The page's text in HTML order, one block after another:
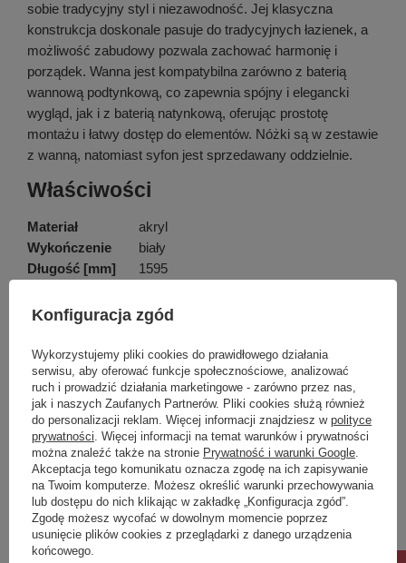
sobie tradycyjny styl i niezawodność. Jej klasyczna
konstrukcja doskonale pasuje do tradycyjnych łazienek, a
możliwość zabudowy pozwala zachować harmonię i
porządek. Wanna jest kompatybilna zarówno z baterią
wannową podtynkową, co zapewnia spójny i elegancki
wygląd, jak i z baterią natynkową, oferując prostotę
montażu i łatwy dostęp do elementów. Nóżki są w zestawie
z wanną, natomiast syfon jest sprzedawany oddzielnie.
Właściwości
Materiał
akryl
Wykończenie
biały
Długość [mm]
1595
pojemność [l]
170
Szerokość [mm] 700
AntybakteryjnośćTak
Głębokość [mm] 305Marka Deante
Podmiot odpowiedzialny za ten
produkt na terenie UE
Deante Sp. z o. o. Więcej
Symbol KTJ_016W
Potrzebujesz pomocy? Masz pytania?
Zadaj pytanie a my odpowiemy niezwłocznie,
najciekawsze pytania i odpowiedzi publikując
Konfiguracja zgód
Wykorzystujemy pliki cookies do prawidłowego działania
serwisu, aby oferować funkcje społecznościowe, analizować
ruch i prowadzić działania marketingowe - zarówno przez nas,
jak i naszych Zaufanych Partnerów. Pliki cookies służą również
do personalizacji reklam. Więcej informacji znajdziesz w polityce
prywatności . Więcej informacji na temat warunków i prywatności
można znaleźć także na stronie Prywatność i warunki Google
Akceptacja tego komunikatu oznacza zgodę na ich zapisywanie
na Twoim komputerze. Możesz określić warunki przechowywania
lub dostępu do nich klikając w zakładkę „Konfiguracja zgód”.
Zgodę możesz wycofać w dowolnym momencie poprzez
usunięcie plików cookies z przeglądarki z danego urządzenia
końcowego.